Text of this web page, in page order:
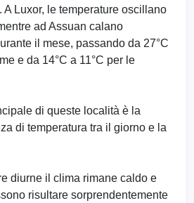
A Luxor, le temperature oscillano
ad Assuan calano
il mese, passando da 27°C
e da 14°C a 11°C per le
di queste località è la
di temperatura tra il giorno e la
diurne il clima rimane caldo e
risultare sorprendentemente